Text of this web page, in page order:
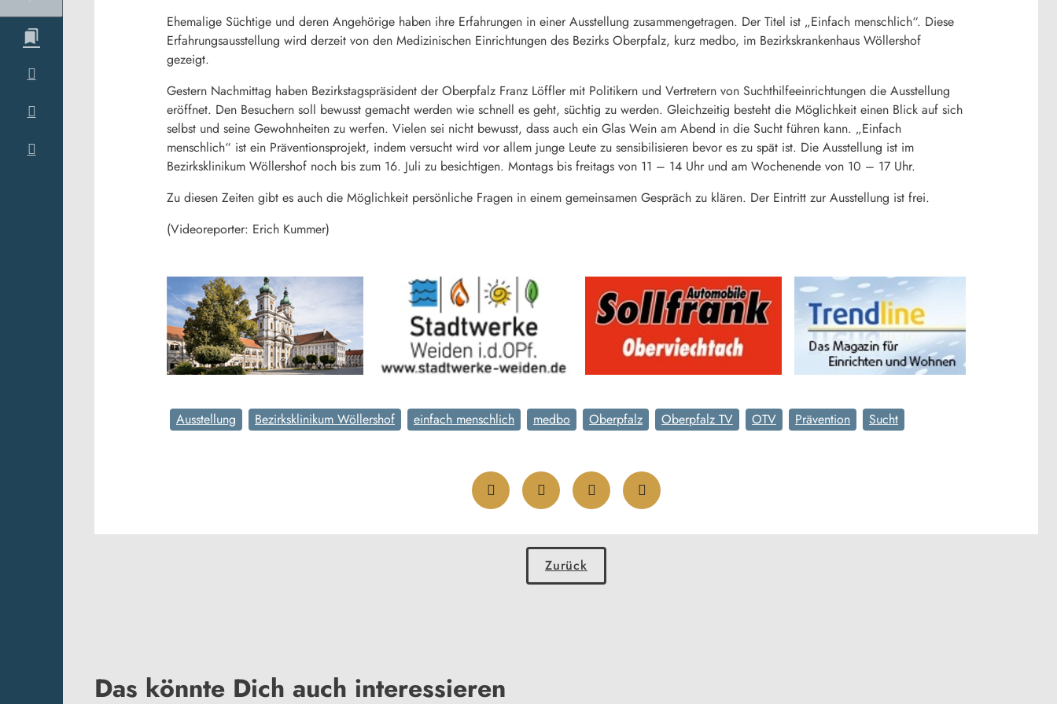
Ehemalige Süchtige und deren Angehörige haben ihre Erfahrungen in einer Ausstellung zusammengetragen. Der Titel ist „Einfach menschlich“. Diese
Erfahrungsausstellung wird derzeit von den Medizinischen Einrichtungen des Bezirks Oberpfalz, kurz medbo, im Bezirkskrankenhaus Wöllershof
gezeigt.
Gestern Nachmittag haben Bezirkstagspräsident der Oberpfalz Franz Löffler mit Politikern und Vertretern von Suchthilfeeinrichtungen die Ausstellung
eröffnet. Den Besuchern soll bewusst gemacht werden wie schnell es geht, süchtig zu werden. Gleichzeitig besteht die Möglichkeit einen Blick auf sich
selbst und seine Gewohnheiten zu werfen. Vielen sei nicht bewusst, dass auch ein Glas Wein am Abend in die Sucht führen kann. „Einfach
menschlich“ ist ein Präventionsprojekt, indem versucht wird vor allem junge Leute zu sensibilisieren bevor es zu spät ist. Die Ausstellung ist im
Bezirksklinikum Wöllershof noch bis zum 16. Juli zu besichtigen. Montags bis freitags von 11 – 14 Uhr und am Wochenende von 10 – 17 Uhr.
Zu diesen Zeiten gibt es auch die Möglichkeit persönliche Fragen in einem gemeinsamen Gespräch zu klären. Der Eintritt zur Ausstellung ist frei.
(Videoreporter: Erich Kummer)
Ausstellung Bezirksklinikum Wöllershof einfach menschlich medbo Oberpfalz Oberpfalz TV OTV Prävention Sucht
Zurück
Das könnte Dich auch interessieren